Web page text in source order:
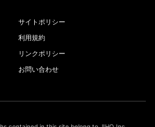
サイトポリシー
利用規約
リンクポリシー
お問い合わせ